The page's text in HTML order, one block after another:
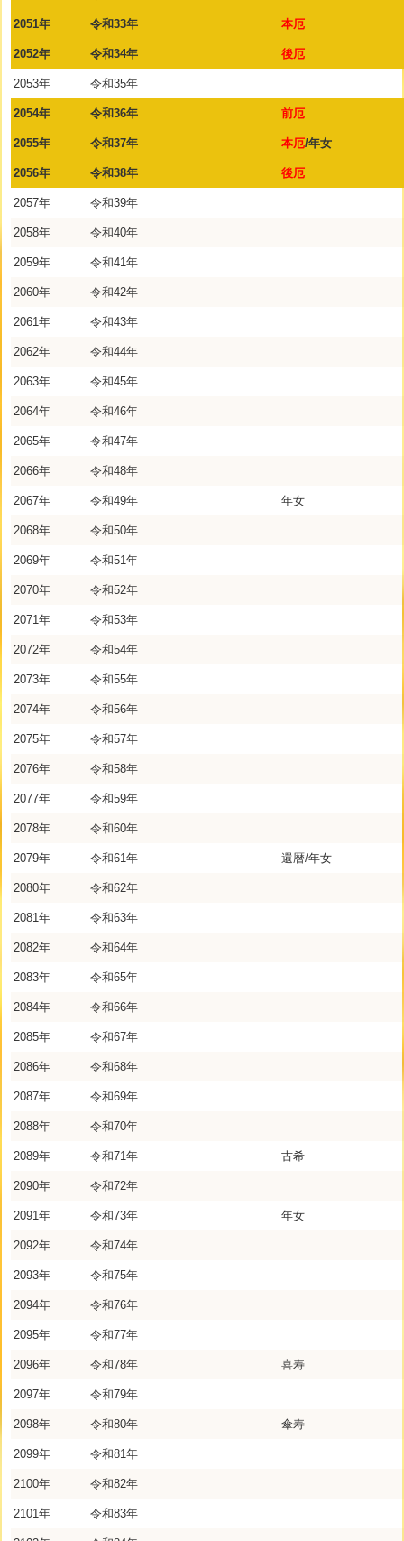
2051年 令和33年 本厄
2052年 令和34年 後厄
2053年 令和35年
2054年 令和36年 前厄
2055年 令和37年 本厄/年女
2056年 令和38年 後厄
2057年 令和39年
2058年 令和40年
2059年 令和41年
2060年 令和42年
2061年 令和43年
2062年 令和44年
2063年 令和45年
2064年 令和46年
2065年 令和47年
2066年 令和48年
2067年 令和49年 年女
2068年 令和50年
2069年 令和51年
2070年 令和52年
2071年 令和53年
2072年 令和54年
2073年 令和55年
2074年 令和56年
2075年 令和57年
2076年 令和58年
2077年 令和59年
2078年 令和60年
2079年 令和61年 還暦/年女
2080年 令和62年
2081年 令和63年
2082年 令和64年
2083年 令和65年
2084年 令和66年
2085年 令和67年
2086年 令和68年
2087年 令和69年
2088年 令和70年
2089年 令和71年 古希
2090年 令和72年
2091年 令和73年 年女
2092年 令和74年
2093年 令和75年
2094年 令和76年
2095年 令和77年
2096年 令和78年 喜寿
2097年 令和79年
2098年 令和80年 傘寿
2099年 令和81年
2100年 令和82年
2101年 令和83年